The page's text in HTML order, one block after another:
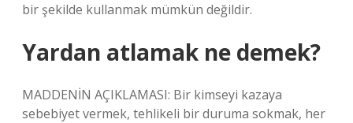
bir şekilde kullanmak mümkün değildir.
Yardan atlamak ne demek?
MADDENİN AÇIKLAMASI: Bir kimseyi kazaya
sebebiyet vermek, tehlikeli bir duruma sokmak, her